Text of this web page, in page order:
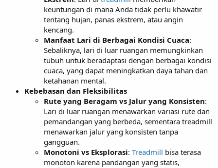
keuntungan di mana Anda tidak perlu khawatir
tentang hujan, panas ekstrem, atau angin
kencang.
Manfaat Lari di Berbagai Kondisi Cuaca:
Sebaliknya, lari di luar ruangan memungkinkan
tubuh untuk beradaptasi dengan berbagai kondisi
cuaca, yang dapat meningkatkan daya tahan dan
ketahanan mental.
Kebebasan dan Fleksibilitas
Rute yang Beragam vs Jalur yang Konsisten:
Lari di luar ruangan menawarkan variasi rute dan
pemandangan yang berbeda, sementara treadmill
menawarkan jalur yang konsisten tanpa
gangguan.
Monotoni vs Eksplorasi: Treadmill bisa terasa
monoton karena pandangan yang statis,